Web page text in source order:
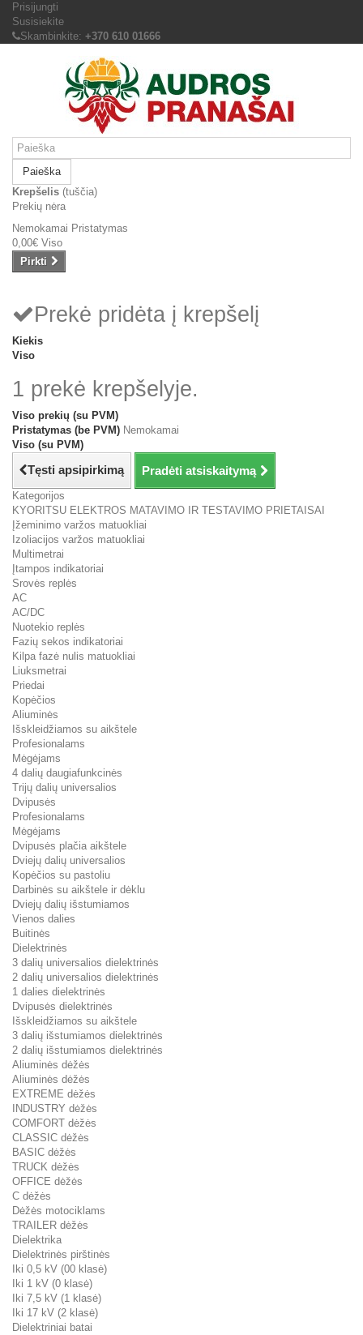
Prisijungti
Susisiekite
Skambinkite: +370 610 01666
Paieška
Krepšelis (tuščia)
Prekių nėra
Nemokamai Pristatymas
0,00€ Viso
Pirkti
Prekė pridėta į krepšelį
Kiekis
Viso
1 prekė krepšelyje.
Viso prekių (su PVM)
Pristatymas (be PVM) Nemokamai
Viso (su PVM)
Tęsti apsipirkimą Pradėti atsiskaitymą
Kategorijos
KYORITSU ELEKTROS MATAVIMO IR TESTAVIMO PRIETAISAI
Įžeminimo varžos matuokliai
Izoliacijos varžos matuokliai
Multimetrai
Įtampos indikatoriai
Srovės replės
AC
AC/DC
Nuotekio replės
Fazių sekos indikatoriai
Kilpa fazė nulis matuokliai
Liuksmetrai
Priedai
Kopėčios
Aliuminės
Išskleidžiamos su aikštele
Profesionalams
Mėgėjams
4 dalių daugiafunkcinės
Trijų dalių universalios
Dvipusės
Profesionalams
Mėgėjams
Dvipusės plačia aikštele
Dviejų dalių universalios
Kopėčios su pastoliu
Darbinės su aikštele ir dėklu
Dviejų dalių išstumiamos
Vienos dalies
Buitinės
Dielektrinės
3 dalių universalios dielektrinės
2 dalių universalios dielektrinės
1 dalies dielektrinės
Dvipusės dielektrinės
Išskleidžiamos su aikštele
3 dalių išstumiamos dielektrinės
2 dalių išstumiamos dielektrinės
Aliuminės dėžės
Aliuminės dėžės
EXTREME dėžės
INDUSTRY dėžės
COMFORT dėžės
CLASSIC dėžės
BASIC dėžės
TRUCK dėžės
OFFICE dėžės
C dėžės
Dėžės motociklams
TRAILER dėžės
Dielektrika
Dielektrinės pirštinės
Iki 0,5 kV (00 klasė)
Iki 1 kV (0 klasė)
Iki 7,5 kV (1 klasė)
Iki 17 kV (2 klasė)
Dielektriniai batai